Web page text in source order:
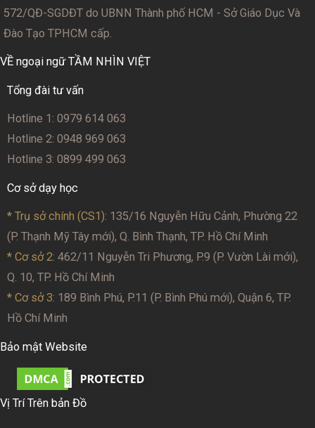
572/QĐ-SGDĐT do UBNN Thành phố HCM - Sở Giáo Dục Và
Đào Tạo TPHCM cấp.
VỀ ngoại ngữ TẦM NHÌN VIỆT
Tổng đài tư vấn
Hotline 1: 0979 614 063
Hotline 2: 0948 969 063
Hotline 3: 0899 499 063
Cơ sở dạy học
* Trụ sở chính (CS1): 135/16 Nguyễn Hữu Cảnh, Phường 22
(P. Thạnh Mỹ Tây mới), Q. Bình Thạnh, TP. Hồ Chí Minh
* Cơ sở 2: 462/11 Nguyễn Tri Phương, P.9 (P. Vườn Lài mới),
Q. 10, TP. Hồ Chí Minh
* Cơ sở 3: 189 Bình Phú, P.11 (P. Bình Phú mới), Quận 6, TP.
Hồ Chí Minh
Bảo mật Website
Vị Trí Trên bản Đồ